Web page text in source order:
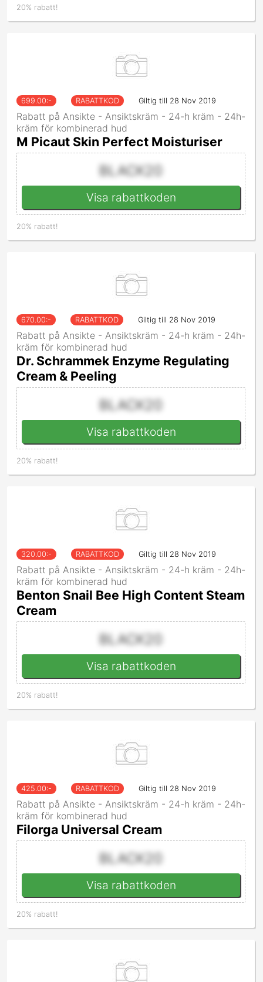
20% rabatt!
699.00:- RABATTKOD Giltig till 28 Nov 2019
Rabatt på Ansikte - Ansiktskräm - 24-h kräm - 24h-
kräm för kombinerad hud
M Picaut Skin Perfect Moisturiser
BLACK20
Visa rabattkoden
20% rabatt!
670.00:- RABATTKOD Giltig till 28 Nov 2019
Rabatt på Ansikte - Ansiktskräm - 24-h kräm - 24h-
kräm för kombinerad hud
Dr. Schrammek Enzyme Regulating
Cream & Peeling
BLACK20
Visa rabattkoden
20% rabatt!
320.00:- RABATTKOD Giltig till 28 Nov 2019
Rabatt på Ansikte - Ansiktskräm - 24-h kräm - 24h-
kräm för kombinerad hud
Benton Snail Bee High Content Steam
Cream
BLACK20
Visa rabattkoden
20% rabatt!
425.00:- RABATTKOD Giltig till 28 Nov 2019
Rabatt på Ansikte - Ansiktskräm - 24-h kräm - 24h-
kräm för kombinerad hud
Filorga Universal Cream
BLACK20
Visa rabattkoden
20% rabatt!